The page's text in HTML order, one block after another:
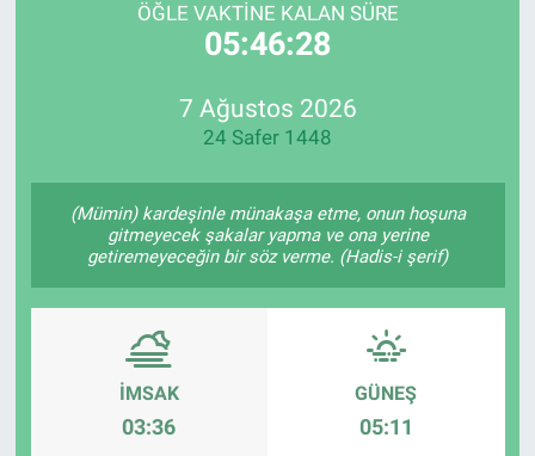
ÖĞLE VAKTINE KALAN SÜRE
05:46:28
7 Ağustos 2026
24 Safer 1448
(Mümin) kardeşinle münakaşa etme, onun hoşuna
gitmeyecek şakalar yapma ve ona yerine
getiremeyeceğin bir söz verme. (Hadis-i şerif)
İMSAK
03:36
GÜNEŞ
05:11
Bilim, teknoloji
KÜLTÜR-SANAT
Yerel Haber
Politika